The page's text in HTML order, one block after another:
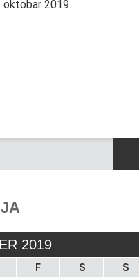
oktobar 2019
2019
F S
S